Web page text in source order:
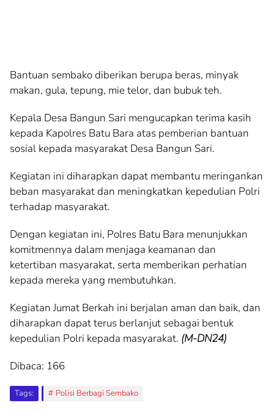
Bantuan sembako diberikan berupa beras, minyak
makan, gula, tepung, mie telor, dan bubuk teh.
Kepala Desa Bangun Sari mengucapkan terima kasih
kepada Kapolres Batu Bara atas pemberian bantuan
sosial kepada masyarakat Desa Bangun Sari.
Kegiatan ini diharapkan dapat membantu meringankan
beban masyarakat dan meningkatkan kepedulian Polri
terhadap masyarakat.
Dengan kegiatan ini, Polres Batu Bara menunjukkan
komitmennya dalam menjaga keamanan dan
ketertiban masyarakat, serta memberikan perhatian
kepada mereka yang membutuhkan.
Kegiatan Jumat Berkah ini berjalan aman dan baik, dan
diharapkan dapat terus berlanjut sebagai bentuk
kepedulian Polri kepada masyarakat. (M-DN24)
Dibaca: 166
Tags: Polisi Berbagi Sembako